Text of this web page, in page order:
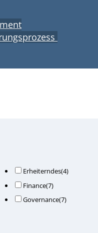
Erheiterndes(4)
Finance(7)
Governance(7)